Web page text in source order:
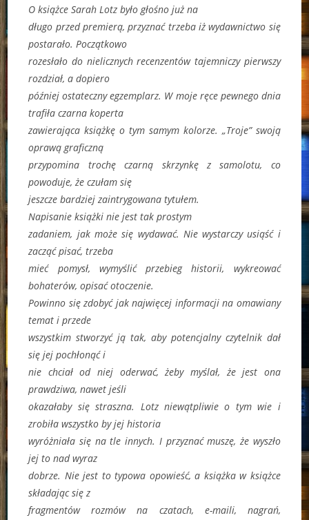
O książce Sarah Lotz było głośno już na
długo przed premierą, przyznać trzeba iż wydawnictwo się
postarało. Początkowo
rozesłało do nielicznych recenzentów tajemniczy pierwszy
rozdział, a dopiero
później ostateczny egzemplarz. W moje ręce pewnego dnia
trafiła czarna koperta
zawierająca książkę o tym samym kolorze. „Troje” swoją
oprawą graficzną
przypomina trochę czarną skrzynkę z samolotu, co
powoduje, że czułam się
jeszcze bardziej zaintrygowana tytułem.
Napisanie książki nie jest tak prostym
zadaniem, jak może się wydawać. Nie wystarczy usiąść i
zacząć pisać, trzeba
mieć pomysł, wymyślić przebieg historii, wykreować
bohaterów, opisać otoczenie.
Powinno się zdobyć jak najwięcej informacji na omawiany
temat i przede
wszystkim stworzyć ją tak, aby potencjalny czytelnik dał
się jej pochłonąć i
nie chciał od niej oderwać, żeby myślał, że jest ona
prawdziwa, nawet jeśli
okazałaby się straszna. Lotz niewątpliwie o tym wie i
zrobiła wszystko by jej historia
wyróżniała się na tle innych. I przyznać muszę, że wyszło
jej to nad wyraz
dobrze. Nie jest to typowa opowieść, a książka w książce
składając się z
fragmentów rozmów na czatach, e-maili, nagrań,